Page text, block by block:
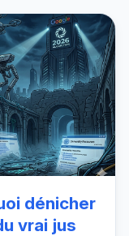
dénicher
vrai jus